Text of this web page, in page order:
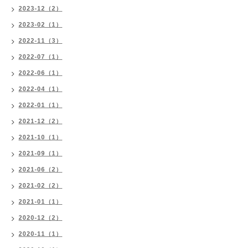
2023-12（2）
2023-02（1）
2022-11（3）
2022-07（1）
2022-06（1）
2022-04（1）
2022-01（1）
2021-12（2）
2021-10（1）
2021-09（1）
2021-06（2）
2021-02（2）
2021-01（1）
2020-12（2）
2020-11（1）